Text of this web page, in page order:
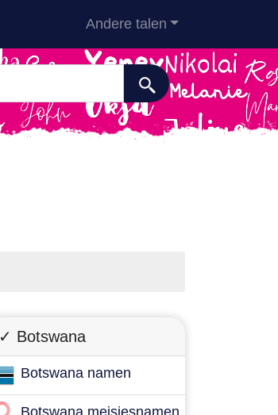
Andere talen
✓ Botswana
Botswana namen
Botswana meisjesnamen